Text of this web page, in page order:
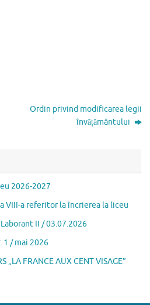
Ordin privind modificarea legii
învățământului
2026-2027
VIII-a referitor la încrierea la liceu
II / 03.07.2026
1 / mai 2026
FRANCE AUX CENT VISAGE”